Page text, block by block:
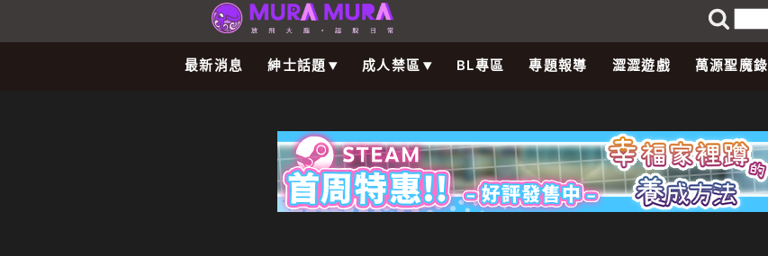
最新消息 紳士話題 成人禁區 BL專區 專題報導 澀澀遊戲 萬源聖魔錄